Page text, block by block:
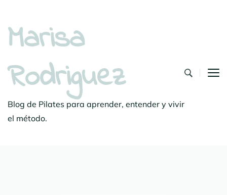
Marisa
Rodriguez
Blog de Pilates para aprender, entender y vivir
el método.